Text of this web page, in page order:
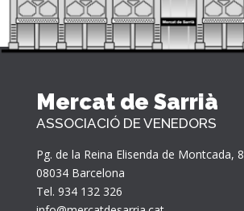
Mercat de Sarrià
ASSOCIACIÓ DE VENEDORS
Pg. de la Reina Elisenda de Montcada, 8
08034 Barcelona
Tel. 934 132 326